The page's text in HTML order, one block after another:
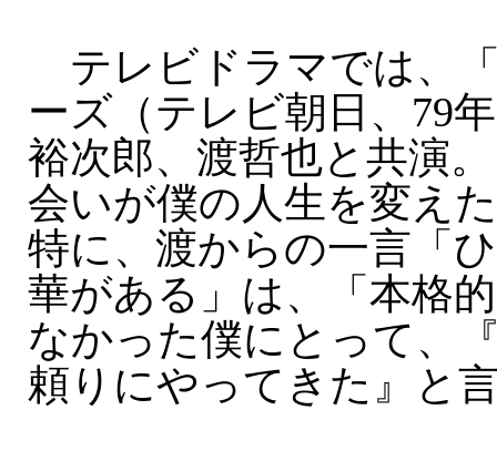
テレビドラマでは、
ーズ（テレビ朝日、79
裕次郎、渡哲也と共演
会いが僕の人生を変え
特に、渡からの一言「
華がある」は、「本格
なかった僕にとって、
頼りにやってきた』と